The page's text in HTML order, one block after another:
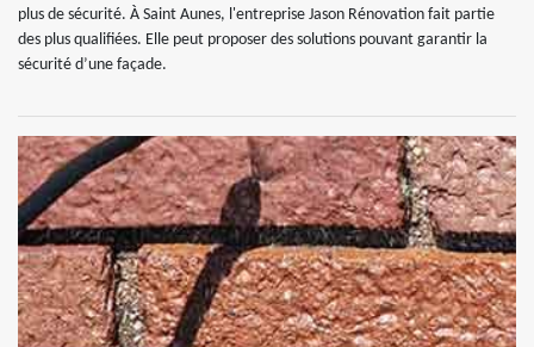
plus de sécurité. À Saint Aunes, l'entreprise Jason Rénovation fait partie
des plus qualifiées. Elle peut proposer des solutions pouvant garantir la
sécurité d’une façade.